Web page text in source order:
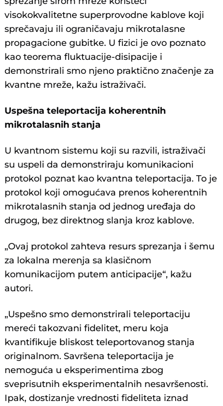
visokokvalitetne superprovodne kablove koji
sprečavaju ili ograničavaju mikrotalasne
propagacione gubitke. U fizici je ovo poznato
kao teorema fluktuacije-disipacije i
demonstrirali smo njeno praktično značenje za
kvantne mreže, kažu istraživači.
Uspešna teleportacija koherentnih
mikrotalasnih stanja
U kvantnom sistemu koji su razvili, istraživači
su uspeli da demonstriraju komunikacioni
protokol poznat kao kvantna teleportacija. To je
protokol koji omogućava prenos koherentnih
mikrotalasnih stanja od jednog uređaja do
drugog, bez direktnog slanja kroz kablove.
„Ovaj protokol zahteva resurs sprezanja i šemu
za lokalna merenja sa klasičnom
komunikacijom putem anticipacije“, kažu
autori.
„Uspešno smo demonstrirali teleportaciju
mereći takozvani fidelitet, meru koja
kvantifikuje bliskost teleportovanog stanja
originalnom. Savršena teleportacija je
nemoguća u eksperimentima zbog
sveprisutnih eksperimentalnih nesavršenosti.
Ipak, dostizanje vrednosti fideliteta iznad